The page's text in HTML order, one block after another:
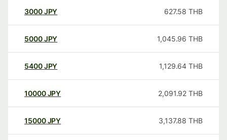
3000JPY 627.58 THB
5000JPY 1,045.96 THB
5400JPY 1,129.64 THB
10000 JPY 2,091.92 THB
15000 JPY 3,137.88 THB